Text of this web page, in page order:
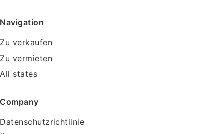
Navigation
Zu verkaufen
Zu vermieten
All states
Company
Datenschutzrichtlinie